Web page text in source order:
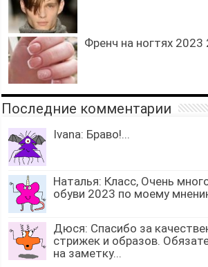
Френч на ногтях 2023
Последние комментарии
Ivana: Браво!...
Наталья: Класс, Очень
обуви 2023 по моему
Дюся: Спасибо за
стрижек и образов.
на заметку...